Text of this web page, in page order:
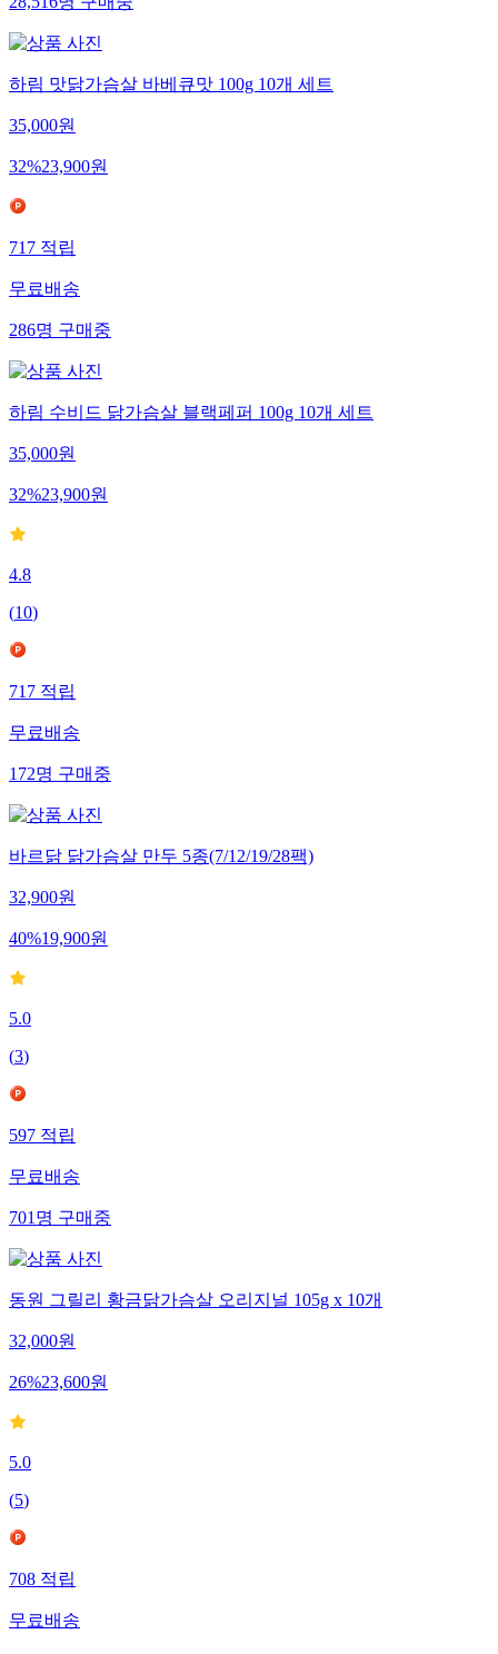
28,516명구매중
하림 맛닭가슴살 바베큐맛 100g 10개 세트
35,000원
32%23,900원
717적립
무료배송
286명구매중
하림 수비드 닭가슴살 블랙페퍼 100g 10개 세트
35,000원
32%23,900원
4.8
(10)
717적립
무료배송
172명구매중
바르닭 닭가슴살 만두 5종(7/12/19/28팩)
32,900원
40%19,900원
5.0
(3)
597적립
무료배송
701명구매중
동원 그릴리 황금닭가슴살 오리지널 105g x 10개
32,000원
26%23,600원
5.0
(5)
708적립
무료배송